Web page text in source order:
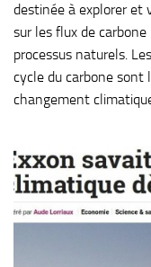
destinée à explorer et
sur les flux de
processus naturels.
cycle du carbone sont
changement